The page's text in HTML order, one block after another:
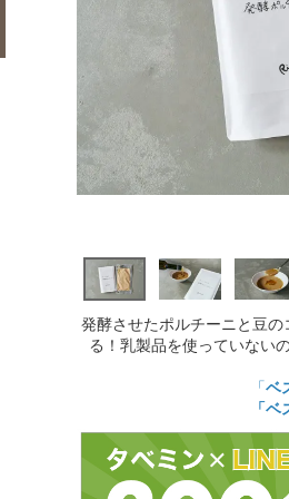
発酵させたポルチーニと豆
る！乳製品を使っていない
「ベ
「